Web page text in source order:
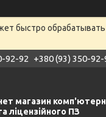
быстро
92-92 +380 (93) 350-92-
магазин
ліцензійного ПЗ